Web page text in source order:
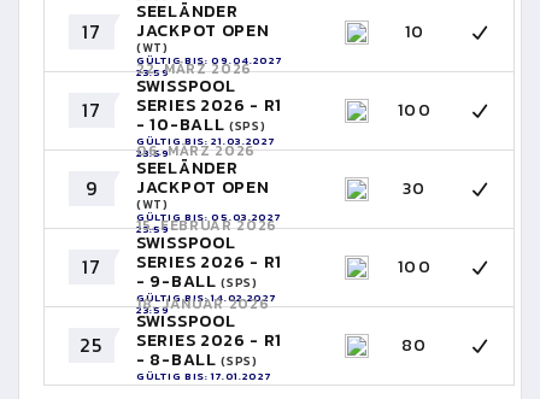
17
SEELÄNDER
JACKPOT OPEN
(WT)
GÜLTIG BIS: 09.04.2027
23:59
10
17
22. MÄRZ 2026
SWISSPOOL
SERIES 2026 - R1
- 10-BALL (SPS)
GÜLTIG BIS: 21.03.2027
23:59
100
9
06. MÄRZ 2026
SEELÄNDER
JACKPOT OPEN
(WT)
GÜLTIG BIS: 05.03.2027
23:59
30
17
15. FEBRUAR 2026
SWISSPOOL
SERIES 2026 - R1
- 9-BALL(SPS)
GÜLTIG BIS: 14.02.2027
23:59
100
25
18. JANUAR 2026
SWISSPOOL
SERIES 2026 - R1
- 8-BALL(SPS)
GÜLTIG BIS: 17.01.2027
23:59
80